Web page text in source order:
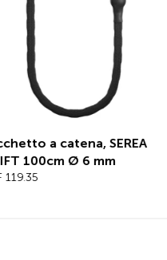
Lucchetto a
BOLD 125cm, Ø